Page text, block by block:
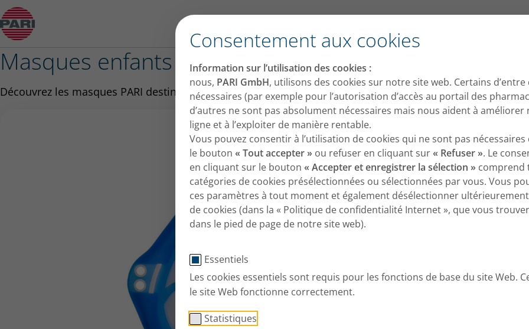
Consentement aux cookies
Information sur l’utilisation des cookies :
nous, PARI GmbH, utilisons des cookies sur notre site web. Certains d’entre
nécessaires (par exemple pour l’autorisation d’accès au portail des
d’autres ne sont pas absolument nécessaires mais nous aident à
ligne et à l’exploiter de manière rentable.
Vous pouvez consentir à l’utilisation de cookies qui ne sont pas
le bouton « Tout accepter » ou refuser en cliquant sur« Refuser ». Le
en cliquant sur le bouton « Accepter et enregistrer la sélection » comprend
catégories de cookies présélectionnées ou sélectionnées par vous. Vous
ces paramètres à tout moment et également désélectionner
de cookies (dans la « Politique de confidentialité Internet », que vous
dans le pied de page de notre site web).
Essentiels
Les cookies essentiels sont requis pour les fonctions de base du site Web.
le site Web fonctionne correctement.
Statistiques
Aperçu: Masques enfants
Masques enfants
Découvrez les masques PARI destinés aux enfants à partir de 4 ans.